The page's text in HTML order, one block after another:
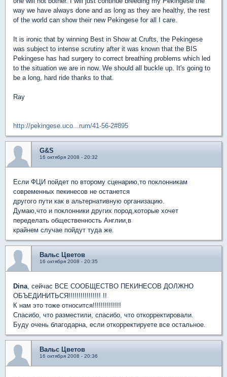
way we have always done and as long as they are healthy, the rest
of the world can show their new Pekingese for all I care.
It is ironic that by winning Best in Show at Crufts, the Pekingese
was subject to intense scrutiny after it was known that the BIS
Pekingese has had surgery to correct breathing problems which led
to the situation we are in now. We should all buckle up. It's going to
be a long, hard ride thanks to that.
Ray
http://pekingese.uco...rum/41-56-2#895
G&S
16 октября 2008 - 20:32
Если ФЦИ пойдет по второму сценарию,то поклонникам
современных пекинесов не останется
другого пути как в альтернативную организацию.
Думаю,что и поклонники других пород,которые хочет
переделать общественность Англии,в
крайнем случае пойдут туда же.
Вальс Цветов
16 октября 2008 - 20:35
Dina, сейчас ВСЕ СООБЩЕСТВО ПЕКИНЕСОВ ДОЛЖНО
ОБЪЕДИНИТЬСЯ!!!!!!!!!!!!!!!! !!
К нам это тоже относится!!!!!!!!!!!!!!
Спасибо, что разместили, спасибо, что откорректировали.
Буду очень благодарна, если откорректируете все остальное.
Вальс Цветов
16 октября 2008 - 20:36